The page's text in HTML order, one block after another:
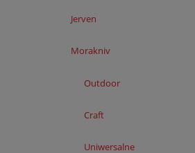
Jerven
Morakniv
Outdoor
Craft
Uniwersalne